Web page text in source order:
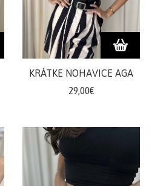
KRÁTKE NOHAVICE AGA
29,00€